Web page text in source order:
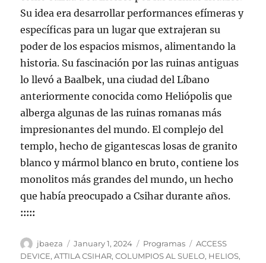
Su idea era desarrollar performances efímeras y
específicas para un lugar que extrajeran su
poder de los espacios mismos, alimentando la
historia. Su fascinación por las ruinas antiguas
lo llevó a Baalbek, una ciudad del Líbano
anteriormente conocida como Heliópolis que
alberga algunas de las ruinas romanas más
impresionantes del mundo. El complejo del
templo, hecho de gigantescas losas de granito
blanco y mármol blanco en bruto, contiene los
monolitos más grandes del mundo, un hecho
que había preocupado a Csihar durante años.
:::::
Author
jbaeza
Posted
on
January 1, 2024 Categories
Programas Tags
ACCESS
DEVICE,ATTILA CSIHAR,COLUMPIOS AL SUELO, HELIOS,